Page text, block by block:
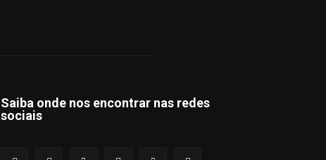
Saiba onde nos encontrar nas redes
sociais